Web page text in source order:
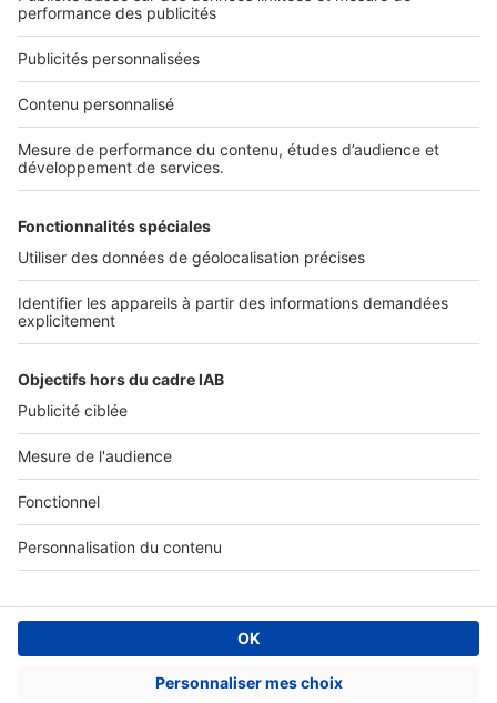
L'ENTREPRISE
Qui sommes-nous ?
Nous contacter
Nous recrutons
NOS APPLICATIONS
Découvrez nos applications
SERVICES PRO
Tous nos services pro
Accès client
À DÉCOUVRIR
Annuaire des professionnels
Tout l'immobilier
Toutes les villes
Tous les départements
Toutes les régions
SeLoger © 1992 - 2023
Annonces Immobilières
Paramétrer mes cookies